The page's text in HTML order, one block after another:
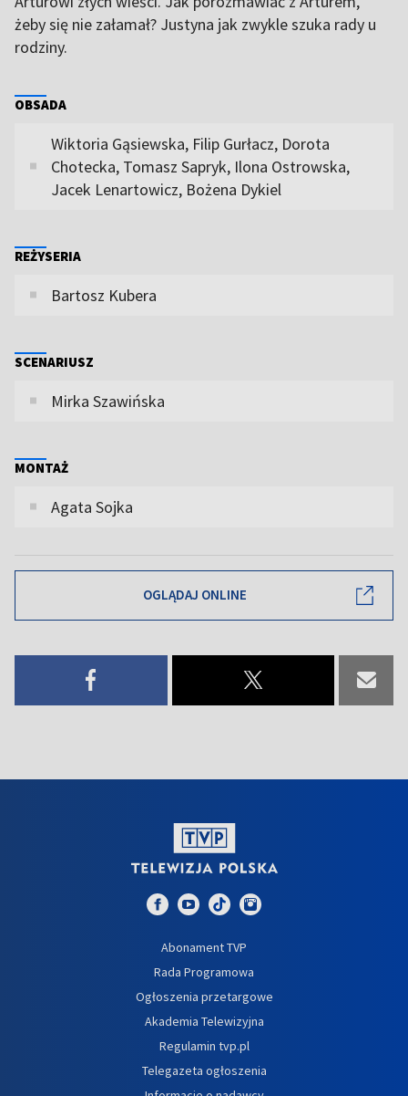
żeby się nie załamał? Justyna jak zwykle szuka rady u
rodziny.
OBSADA
Wiktoria Gąsiewska, Filip Gurłacz, Dorota
Chotecka, Tomasz Sapryk, Ilona Ostrowska,
Jacek Lenartowicz, Bożena Dykiel
REŻYSERIA
Bartosz Kubera
SCENARIUSZ
Mirka Szawińska
MONTAŻ
Agata Sojka
OGLĄDAJ ONLINE
Abonament TVP
Rada Programowa
Ogłoszenia przetargowe
Akademia Telewizyjna
Regulamin tvp.pl
Telegazeta ogłoszenia